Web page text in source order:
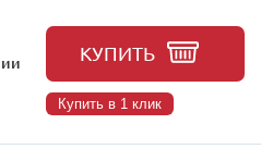
КУПИТЬ
Купить в 1 клик